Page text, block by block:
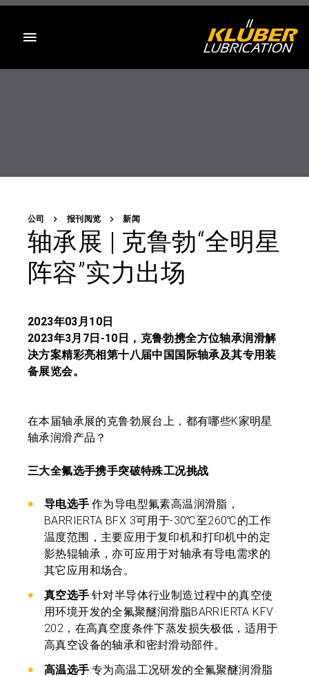
公司 报刊阅览 新闻
轴承展 | 克鲁勃“全明星
阵容”实力出场
2023年03月10日
2023年3月7日-10日，克鲁勃携全方位轴承润滑解
决方案精彩亮相第十八届中国国际轴承及其专用装
备展览会。
在本届轴承展的克鲁勃展台上，都有哪些K家明星
轴承润滑产品？
三大全氟选手携手突破特殊工况挑战
导电选手:作为导电型氟素高温润滑脂，
BARRIERTA BFX 3可用于-30℃至260℃的工作
温度范围，主要应用于复印机和打印机中的定
影热辊轴承，亦可应用于对轴承有导电需求的
其它应用和场合。
真空选手:针对半导体行业制造过程中的真空使
用环境开发的全氟聚醚润滑脂BARRIERTA KFV
202，在高真空度条件下蒸发损失极低，适用于
高真空设备的轴承和密封滑动部件。
高温选手:专为高温工况研发的全氟聚醚润滑脂